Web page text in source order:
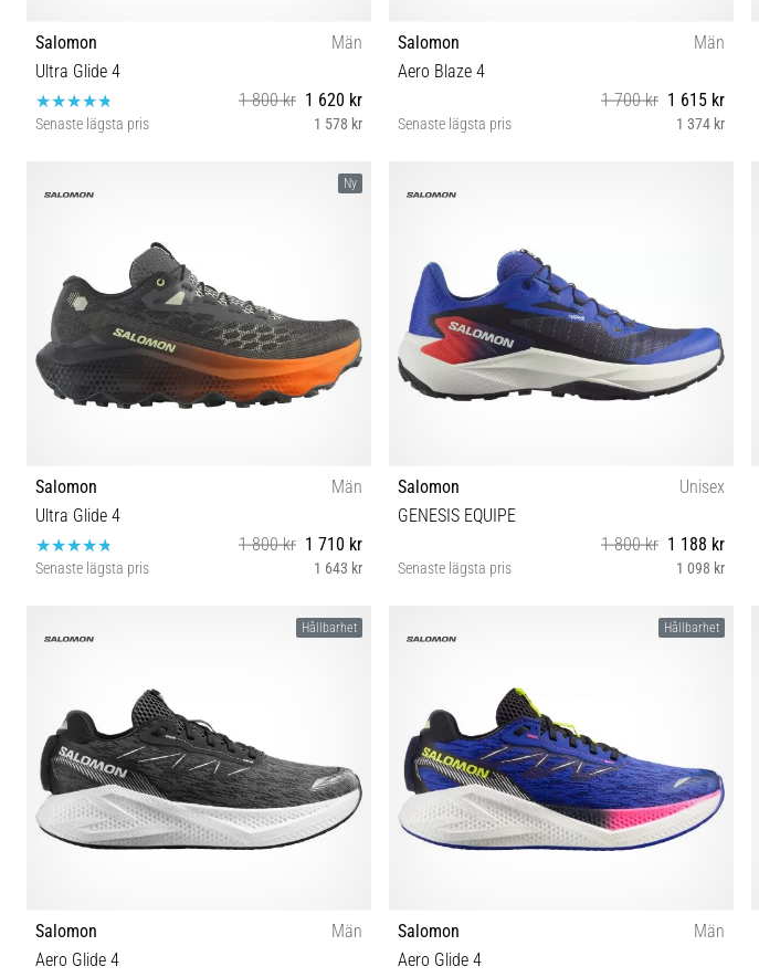
Salomon
Män
Ultra Glide 4
1 800 kr 1 620 kr
Senaste lägsta pris 1 578 kr
Salomon
Män
Aero Blaze 4
1 700 kr 1 615 kr
Senaste lägsta pris 1 374 kr
Ny
Salomon
Män
Ultra Glide 4
1 800 kr 1 710 kr
Senaste lägsta pris 1 643 kr
41⅓ 42 42⅔ 43⅓ 44 44⅔ 45⅓ 46 46⅔ 47⅓
Salomon
Unisex
GENESIS EQUIPE
1 800 kr 1 188 kr
Senaste lägsta pris 1 098 kr
38 38⅔ 39⅓ 40 40⅔ 41⅓ 42 42⅔ 44 44⅔ 45⅓ 46
Hållbarhet
Salomon
Män
Aero Glide 4
Hållbarhet
Salomon
Män
Aero Glide 4